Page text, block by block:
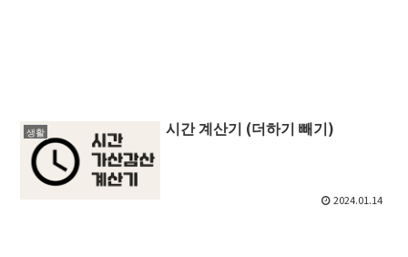
생활 시간 계산기 (더하기 빼기)
2024.01.14